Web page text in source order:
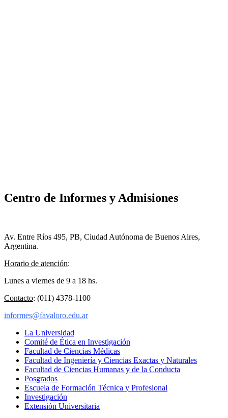
Centro de Informes y Admisiones
Av. Entre Ríos 495, PB, Ciudad Autónoma de Buenos Aires,
Argentina.
Horario de atención:
Lunes a viernes de 9 a 18 hs.
Contacto: (011) 4378-1100
informes@favaloro.edu.ar
La Universidad
Comité de Ética en Investigación
Facultad de Ciencias Médicas
Facultad de Ingeniería y Ciencias Exactas y Naturales
Facultad de Ciencias Humanas y de la Conducta
Posgrados
Escuela de Formación Técnica y Profesional
Investigación
Extensión Universitaria